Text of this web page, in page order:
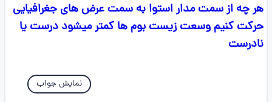
هر چه از سمت مدار استوا به سمت عرض های جغرافیایی
حرکت کنیم وسعت زیست بوم ها کمتر میشود درست یا
نادرست
نمایش جواب